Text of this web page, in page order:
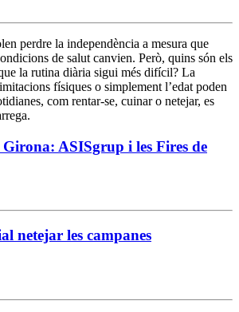
perdre la independència a mesura que
de salut canvien. Però, quins són els
la rutina diària sigui més difícil? La
físiques o simplement l’edat poden
com rentar-se, cuinar o netejar, es
ASISgrup i les Fires de
netejar les campanes